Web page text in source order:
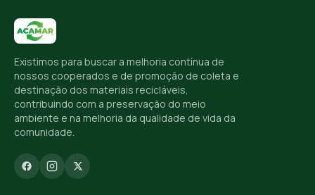
Existimos para buscar a melhoria contínua de
nossos cooperados e de promoção de coleta e
destinação dos materiais recicláveis,
contribuindo com a preservação do meio
ambiente e na melhoria da qualidade de vida da
comunidade.